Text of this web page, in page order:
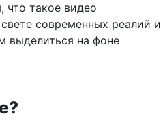
что такое видео
современных реалий и
выделиться на фоне